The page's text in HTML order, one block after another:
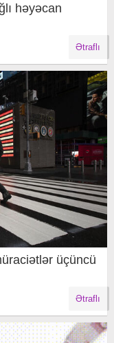
həyəcan
Ətraflı
üçüncü
Ətraflı